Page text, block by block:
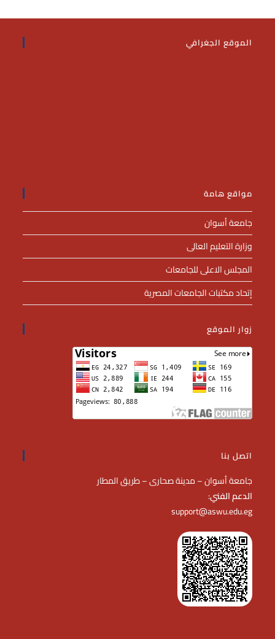
الموقع الجغرافي
مواقع هامة
جامعة أسوان
وزارة التعليم العالى
المجلس الاعلى للجامعات
إتحاد مكتبات الجامعات المصرية
زوار الموقع
اتصل بنا
جامعة أسوان – مدينة صحارى – طريق المطار
:الدعم الفني
support@aswu.edu.eg